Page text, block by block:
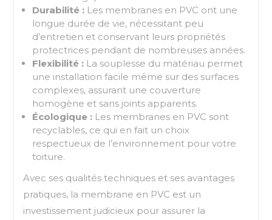
Durabilité : Les membranes en PVC ont une
longue durée de vie, nécessitant peu
d’entretien et conservant leurs propriétés
protectrices pendant de nombreuses années.
Flexibilité : La souplesse du matériau permet
une installation facile même sur des surfaces
complexes, assurant une couverture
homogène et sans joints apparents.
Écologique : Les membranes en PVC sont
recyclables, ce qui en fait un choix
respectueux de l’environnement pour votre
toiture.
Avec ses qualités techniques et ses avantages
pratiques, la membrane en PVC est un
investissement judicieux pour assurer la